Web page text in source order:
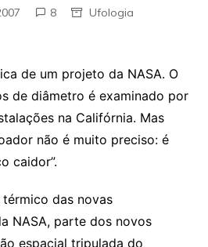
8 Ufologia
de um projeto da NASA. O
de diâmetro é examinado por
na Califórnia. Mas
não é muito preciso: é
caidor”.
das novas
NASA, parte dos novos
espacial tripulada do